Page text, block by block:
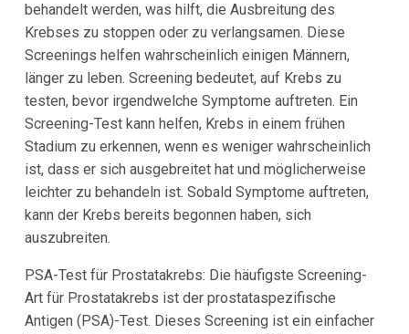
behandelt werden, was hilft, die Ausbreitung des
Krebses zu stoppen oder zu verlangsamen. Diese
Screenings helfen wahrscheinlich einigen Männern,
länger zu leben. Screening bedeutet, auf Krebs zu
testen, bevor irgendwelche Symptome auftreten. Ein
Screening-Test kann helfen, Krebs in einem frühen
Stadium zu erkennen, wenn es weniger wahrscheinlich
ist, dass er sich ausgebreitet hat und möglicherweise
leichter zu behandeln ist. Sobald Symptome auftreten,
kann der Krebs bereits begonnen haben, sich
auszubreiten.
PSA-Test für Prostatakrebs: Die häufigste Screening-
Art für Prostatakrebs ist der prostataspezifische
Antigen (PSA)-Test. Dieses Screening ist ein einfacher